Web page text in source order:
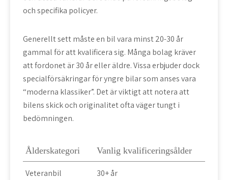
och specifika policyer.
Generellt sett måste en bil vara minst 20-30 år
gammal för att kvalificera sig. Många bolag kräver
att fordonet är 30 år eller äldre. Vissa erbjuder dock
specialförsäkringar för yngre bilar som anses vara
“moderna klassiker”. Det är viktigt att notera att
bilens skick och originalitet ofta väger tungt i
bedömningen.
Ålderskategori Vanlig kvalificeringsålder
Veteranbil 30+ år